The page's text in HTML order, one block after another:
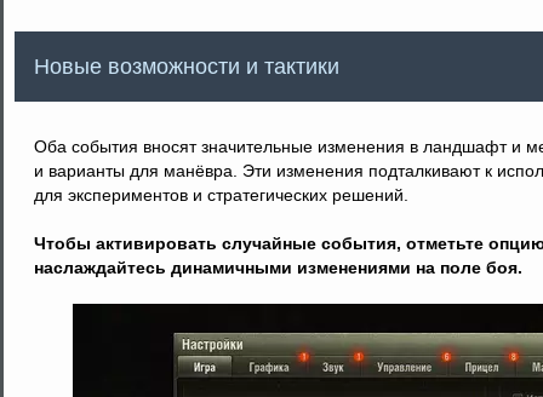
Новые возможности и тактики
Оба события вносят значительные изменения в ландшафт и
и варианты для манёвра. Эти изменения подталкивают к
для экспериментов и стратегических решений.
Чтобы активировать случайные события, отметьте
наслаждайтесь динамичными изменениями на поле боя.